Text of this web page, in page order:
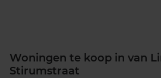
Woningen te koop in van
Stirumstraat